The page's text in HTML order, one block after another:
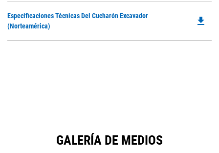
Especificaciones Técnicas Del Cucharón Excavador
(Norteamérica)
file_download
GALERÍA DE MEDIOS